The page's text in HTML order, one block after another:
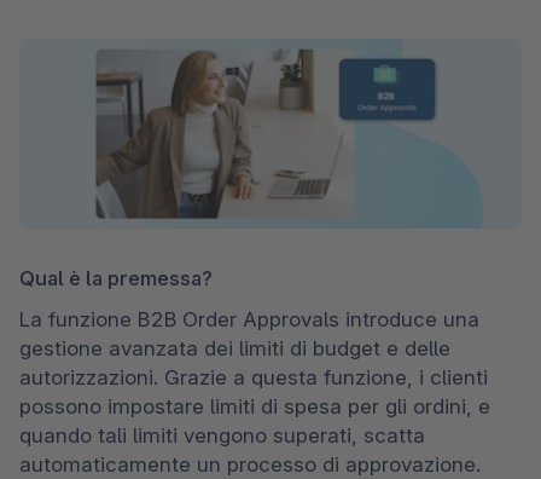
Qual è la premessa?
La funzione B2B Order Approvals introduce una
gestione avanzata dei limiti di budget e delle
autorizzazioni. Grazie a questa funzione, i clienti
possono impostare limiti di spesa per gli ordini, e
quando tali limiti vengono superati, scatta
automaticamente un processo di approvazione.